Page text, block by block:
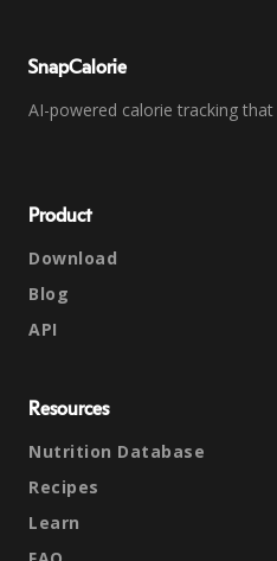
SnapCalorie
AI-powered calorie tracking
Product
Download
Blog
API
Resources
Nutrition Database
Recipes
Learn